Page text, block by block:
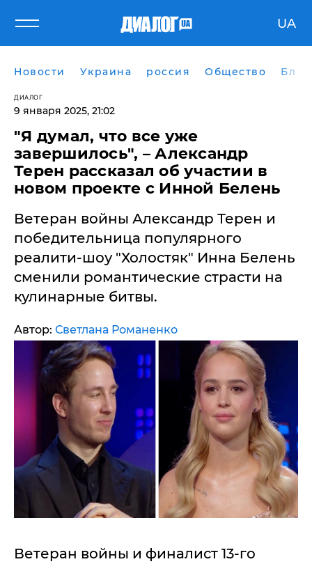
UA
Новости Украина россия Общество
ДИАЛОГ
9 января 2025, 21:02
"Я думал, что все уже
завершилось", – Александр
Терен рассказал об участии в
новом проекте с Инной Белень
Ветеран войны Александр Терен и
победительница популярного
реалити-шоу "Холостяк" Инна Белень
сменили романтические страсти на
кулинарные битвы.
Автор: Светлана Романенко
Ветеран войны и финалист 13-го